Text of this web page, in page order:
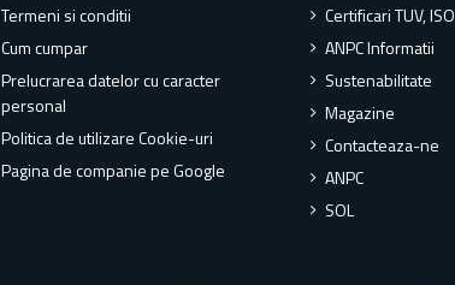
Termeni si conditii
Cum cumpar
Prelucrarea datelor cu caracter
personal
Politica de utilizare Cookie-uri
Pagina de companie pe Google
Certificari TUV, ISO
ANPC Informatii
Sustenabilitate
Magazine
Contacteaza-ne
ANPC
SOL